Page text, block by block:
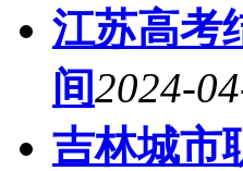
江苏高考
间2024-
吉林城市